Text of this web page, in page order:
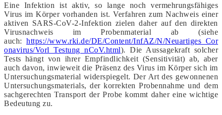
Eine Infektion ist aktiv, so lange noch vermehrungsfähiges
Virus im Körper vorhanden ist. Verfahren zum Nachweis einer
aktiven SARS-CoV-2-Infektion zielen daher auf den direkten
Virusnachweis im Probenmaterial ab (siehe
auch: https://www.rki.de/DE/Content/InfAZ/N/Neuartiges_Cor
onavirus/Vorl_Testung_nCoV.html). Die Aussagekraft solcher
Tests hängt von ihrer Empfindlichkeit (Sensitivität) ab, aber
auch davon, inwieweit die Präsenz des Virus im Körper sich im
Untersuchungsmaterial widerspiegelt. Der Art des gewonnenen
Untersuchungsmaterials, der korrekten Probennahme und dem
sachgerechten Transport der Probe kommt daher eine wichtige
Bedeutung zu.